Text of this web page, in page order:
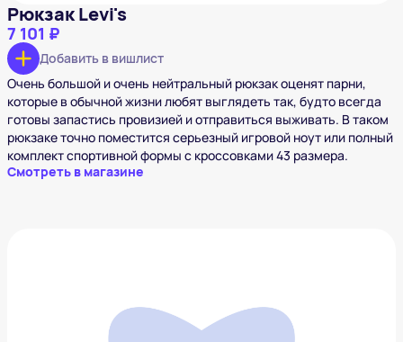
Рюкзак Levi's
7 101 ₽
Добавить в вишлист
Очень большой и очень нейтральный рюкзак оценят парни,
которые в обычной жизни любят выглядеть так, будто всегда
готовы запастись провизией и отправиться выживать. В таком
рюкзаке точно поместится серьезный игровой ноут или полный
комплект спортивной формы с кроссовками 43 размера.
Смотреть в магазине